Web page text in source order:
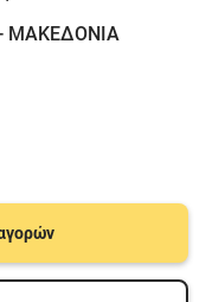
ΜΑΚΕΔΟΝΙΑ